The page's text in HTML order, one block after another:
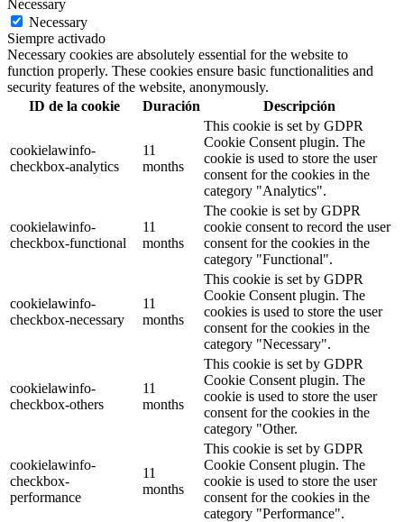
Necessary
Necessary
Siempre activado
Necessary cookies are absolutely essential for the website to
function properly. These cookies ensure basic functionalities and
security features of the website, anonymously.
ID de la cookie
Duración Descripción
cookielawinfo-
checkbox-analytics
11
months
This cookie is set by GDPR
Cookie Consent plugin. The
cookie is used to store the user
consent for the cookies in the
category "Analytics".
cookielawinfo-
checkbox-functional
11
months
The cookie is set by GDPR
cookie consent to record the user
consent for the cookies in the
category "Functional".
cookielawinfo-
checkbox-necessary
11
months
This cookie is set by GDPR
Cookie Consent plugin. The
cookies is used to store the user
consent for the cookies in the
category "Necessary".
cookielawinfo-
checkbox-others
11
months
This cookie is set by GDPR
Cookie Consent plugin. The
cookie is used to store the user
consent for the cookies in the
category "Other.
cookielawinfo-
checkbox-
performance
11
months
This cookie is set by GDPR
Cookie Consent plugin. The
cookie is used to store the user
consent for the cookies in the
category "Performance".